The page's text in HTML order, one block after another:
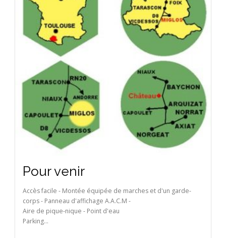
Pour venir
Accès facile - Montée équipée de marches et d'un garde-
corps - Panneau d'affichage A.A.C.M -
Aire de pique-nique - Point d'eau
Parking...